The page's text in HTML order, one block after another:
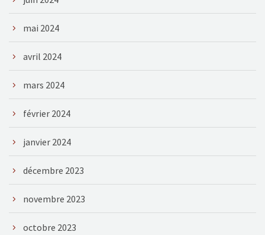
mai 2024
avril 2024
mars 2024
février 2024
janvier 2024
décembre 2023
novembre 2023
octobre 2023